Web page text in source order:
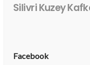
Silivri Kuzey
Facebook